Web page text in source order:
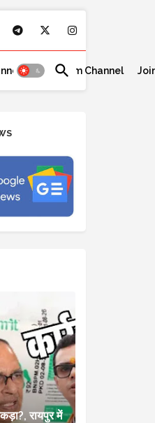
Telegram Channel
रायपुर में